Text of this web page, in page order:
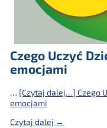
Czego Uczyć
emocjami
… [Czytaj dalej…] Czego
emocjami
Czytaj dalej →